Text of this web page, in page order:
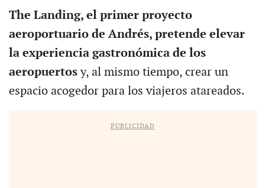
The Landing, el primer proyecto
aeroportuario de Andrés, pretende elevar
la experiencia gastronómica de los
aeropuertosy, al mismo tiempo, crear un
espacio acogedor para los viajeros atareados.
PUBLICIDAD